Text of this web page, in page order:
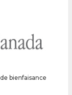
bienfaisance